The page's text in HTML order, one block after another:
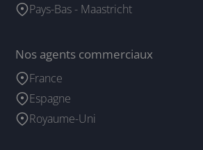
Pays-Bas - Maastricht
Nos agents commerciaux
France
Espagne
Royaume-Uni